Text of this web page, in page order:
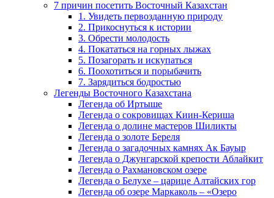
7 причин посетить Восточный Казахстан
1. Увидеть первозданную природу
2. Прикоснуться к истории
3. Обрести молодость
4. Покататься на горных лыжах
5. Позагорать и искупаться
6. Поохотиться и порыбачить
7. Зарядиться бодростью
Легенды Восточного Казахстана
Легенда об Иртыше
Легенда о сокровищах Киин-Кериша
Легенда о долине мастеров Шиликты
Легенда о золоте Береля
Легенда о загадочных камнях Ак Бауыр
Легенда о Джунгарской крепости Аблайкит
Легенда о Рахмановском озере
Легенда о Белухе – царице Алтайских гор
Легенда об озере Маркаколь – «Озеро